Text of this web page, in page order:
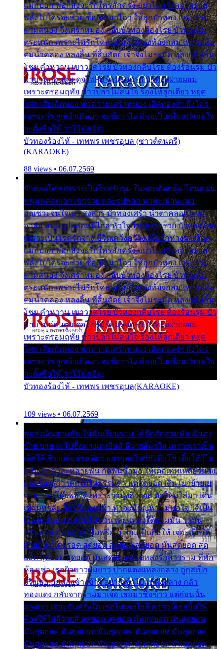
แม่ก็บอก พ่อก็สั่งจะรักใครสักครั้ง อย่าไปหวังความรวย
พลั้งไปใครจะช่วย ซื้อเปลมาไกว ให้ลูกบัวทอง เวรกรรม
ตามสนอง จึงเศร้าหมอง กลีบบัวทองต้องโรย บัวทองไม่
ตระหนัก เพราะไม่รักโคลนตม บัวทองท้องกลม เพราะลืม
ตมน้ำคลอง หลงลิ้น ที่สิ้นสัตย์ เจ้าจึงไม่ระมัด หลงกลิ่นลิ้น
โชย คำหวาน เขาวาดโรย บัวทองกลีบโรย ต้องร้อนรุม บัว
มาบานก่อนตูม ดุจไฟสุมร้อนรุมอุรา บัวทองผ่ายผอม
เพราะตรอมฤทัย ข้าวปลาไม่สนใจ ร้องไห้ลูกเดียว หยุด
โศก เสียเถิดทอง พักความเศร้าหมอง เถิดทองจ๋า ถึงใคร
เขาจะว่า ลูกเจ้าเกิดมา จะชื่อว่าไง พี่ขอเป็นเพื่อนปลอบใจ
จะตั้งชื่อให้ ว่าไอ้บังเอิญ
บัวทองร้องไห้ - เทพพร เพชรอุบล (ซาวด์ดนตรี)
(KARAOKE)
88 views • 06.07.2569
บัวทองโศก เพราะเป็นโรครักรุม ในอกกลัดกลุ้ม โดนแฟน
หนุ่มหลอกเอา เขารวย และรูปหล่อ มาพะเน้าพะนอ
ออเซาะจนใจเบา สงสาร บัวทองเศร้า น้ำตาคลอเบ้า เฝ้า
อาลัย หนุ่มรูปหล่อหนีไกล หัวใจบัวทองระรวย บัวทองโศก
เพราะเป็นโรครักจาง ชีวิตเคว้งคว้าง เมื่อรักห่างร้างไกล
แม่ก็บอก พ่อก็สั่งจะรักใครสักครั้ง อย่าไปหวังความรวย
พลั้งไปใครจะช่วย ซื้อเปลมาไกว ให้ลูกบัวทอง เวรกรรม
ตามสนอง จึงเศร้าหมอง กลีบบัวทองต้องโรย บัวทองไม่
ตระหนัก เพราะไม่รักโคลนตม บัวทองท้องกลม เพราะลืม
ตมน้ำคลอง หลงลิ้น ที่สิ้นสัตย์ เจ้าจึงไม่ระมัด หลงกลิ่นลิ้น
โชย คำหวาน เขาวาดโรย บัวทองกลีบโรย ต้องร้อนรุม บัว
มาบานก่อนตูม ดุจไฟสุมร้อนรุมอุรา บัวทองผ่ายผอม
เพราะตรอมฤทัย ข้าวปลาไม่สนใจ ร้องไห้ลูกเดียว หยุด
โศก เสียเถิดทอง พักความเศร้าหมอง เถิดทองจ๋า ถึงใคร
เขาจะว่า ลูกเจ้าเกิดมา จะชื่อว่าไง พี่ขอเป็นเพื่อนปลอบใจ
จะตั้งชื่อให้ ว่าไอ้บังเอิญ
บัวทองร้องไห้ - เทพพร เพชรอุบล(KARAOKE)
109 views • 06.07.2569
พ่อส่งเงินสามพัน ให้ฉันเรียนราม ได้อีกสักสามพัน ฉันคง
บ๊าย บาย จะไปซื้อกางเกงยีนส์ ลีวายส์มาใส่ เพราะเราเป็น
เด็กใต้ ลีวายส์อย่างเดียว อยากจะโชว์ถึงหิวโซ เด็กใต้ก็ไม่
หวั่น ตกตัวละหลายพัน กัดฟันซื้อมา ให้เด็กเทพเหลียวมอง
และต้องรู้ว่า เด็กใต้ไม่ธรรมดา แต่สุดยอด เดินโยกย้ายเย
ยวน กวนโอ๊ยพอได้ เพราะว่านุ่งลีวายส์ ตัวใหม่ใส่มา เดิน
เข้ามหาลัย จิ๊กโก๊มองหน้า ท่าจะมีปัญหา ไม่พอใจ ได้เป็น
เรื่องแน่นอน แต่ฉันไม่หวั่น เลยแหลงใต้ถามมัน ว่ามัน
พรั่นพรือ มันตอบว่าไม่พรื่อ เปลี่ยนเป็นยิ้มให้ เจอะเด็กใต้
ด้วยกัน ก็เลยรอด สุดยอด สุดยอด สุดยอด มันสุดยอด สุด
ยอด สุดยอด สุดยอด มันสุดยอด แอบหลงรักสาวราม ที่พัก
ห้องเช่า เธอผิวขาวผมยาว ปากแดงแหลงกลาง ถูกสเป็ก
จริงเธอ อยู่ห้องข้างข้าง อยากเข้าไปแหลงกลาง กลัว
ทองแดง กลับจากรามมาเจอ เธอมาซื้อข้าว แต่ก่อนนั้น
สองเรา เจอะกันครั้งใด เธอไม่เคยไยดี คราวนี้เธอยิ้มให้
ต้องให้ใส่ลีวายส์ สุดยอด สุดยอด มันสุดยอด มันสุดยอด
มันสุดยอด มันสุดยอด มันสุดยอด มันสุดยอด มันสุดยอด
มันสุดยอด มันสุดยอด มันสุดยอด มันสุดยอด มันสุดยอด